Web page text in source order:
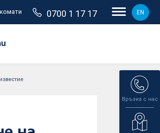
0700 1 17 17 EN
Връзка с нас